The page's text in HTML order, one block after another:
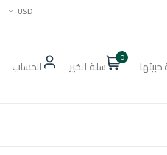
USD
0
سلة الخير الحساب